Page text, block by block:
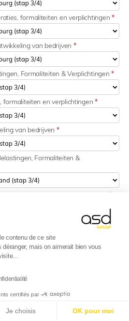
contenu de ce site
mais on aimerait bien vous
certifiés par
Je choisis OK pour moi
formaliteiten en verplichtingen *
van bedrijven *
Formaliteiten & Verplichtingen*
formaliteiten en verplichtingen*
van bedrijven *
Formaliteiten &
*
van bedrijven
Formaliteiten & Verplichtingen
en verplichtingen
in Frankrijk vanaf 01-09-2026
Meer informatie